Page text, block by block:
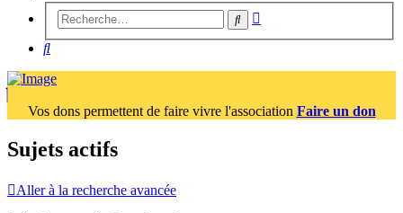
Rechercher
Rechercher
Vos dons permettent de faire vivre l'association Faire un don
Sujets actifs
Aller à la recherche avancée